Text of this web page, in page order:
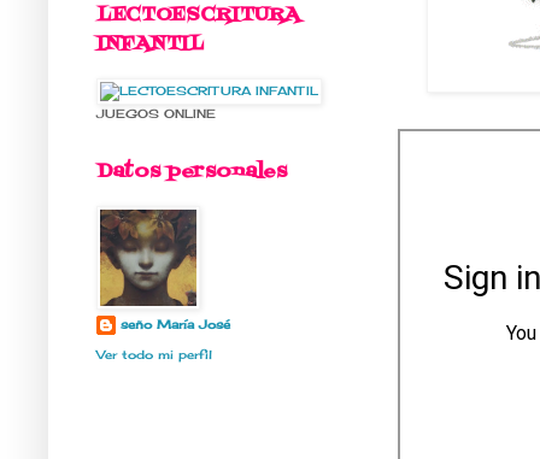
LECTOESCRITURA
INFANTIL
JUEGOS ONLINE
Datos personales
seño María José
Ver todo mi perfil